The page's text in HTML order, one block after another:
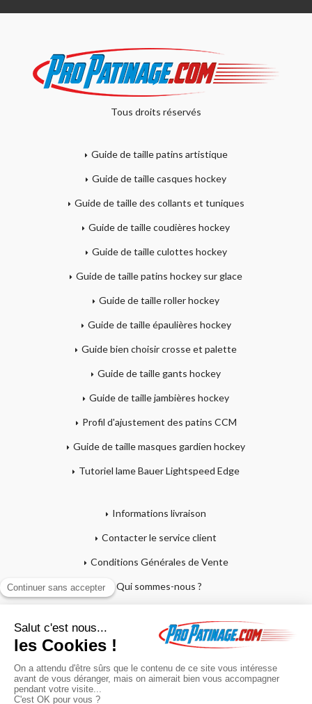
Tous droits réservés
Guide de taille patins artistique
Guide de taille casques hockey
Guide de taille des collants et tuniques
Guide de taille coudières hockey
Guide de taille culottes hockey
Guide de taille patins hockey sur glace
Guide de taille roller hockey
Guide de taille épaulières hockey
Guide bien choisir crosse et palette
Guide de taille gants hockey
Guide de taille jambières hockey
Profil d'ajustement des patins CCM
Guide de taille masques gardien hockey
Tutoriel lame Bauer Lightspeed Edge
Informations livraison
Contacter le service client
Conditions Générales de Vente
Qui sommes-nous ?
Mon compte
Mon panier